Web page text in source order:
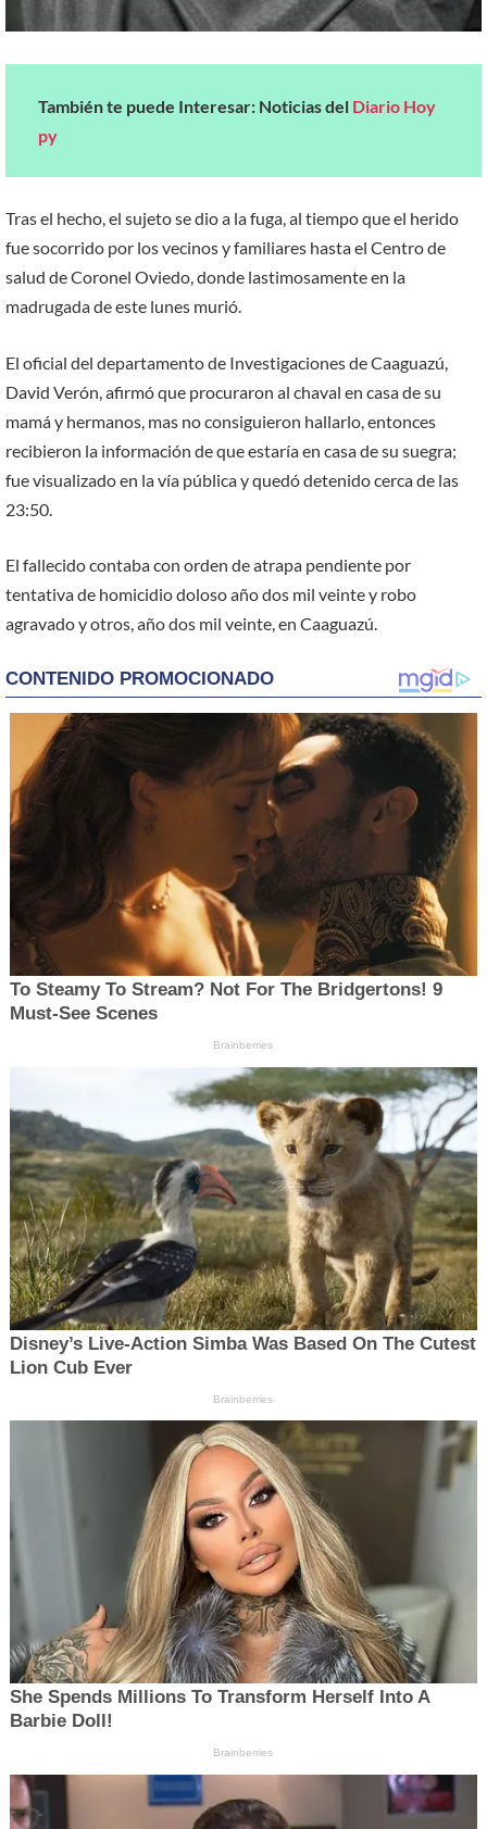
También te puede Interesar: Noticias del Diario Hoy
py
Tras el hecho, el sujeto se dio a la fuga, al tiempo que el herido
fue socorrido por los vecinos y familiares hasta el Centro de
salud de Coronel Oviedo, donde lastimosamente en la
madrugada de este lunes murió.
El oficial del departamento de Investigaciones de Caaguazú,
David Verón, afirmó que procuraron al chaval en casa de su
mamá y hermanos, mas no consiguieron hallarlo, entonces
recibieron la información de que estaría en casa de su suegra;
fue visualizado en la vía pública y quedó detenido cerca de las
23:50.
El fallecido contaba con orden de atrapa pendiente por
tentativa de homicidio doloso año dos mil veinte y robo
agravado y otros, año dos mil veinte, en Caaguazú.